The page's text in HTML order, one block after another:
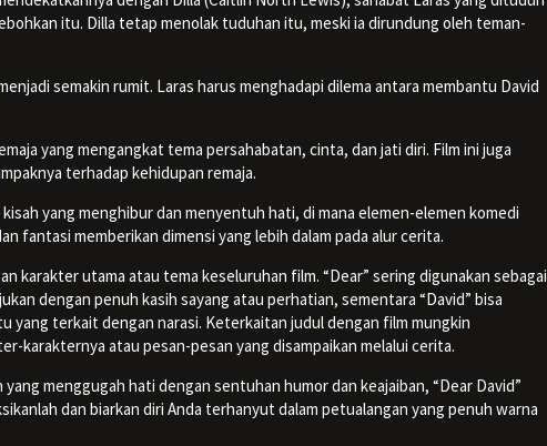
itu. Dilla tetap menolak tuduhan itu, meski ia dirundung oleh teman-
semakin rumit. Laras harus menghadapi dilema antara membantu David
yang mengangkat tema persahabatan, cinta, dan jati diri. Film ini juga
terhadap kehidupan remaja.
yang menghibur dan menyentuh hati, di mana elemen-elemen komedi
fantasi memberikan dimensi yang lebih dalam pada alur cerita.
karakter utama atau tema keseluruhan film. “Dear” sering digunakan sebagai
dengan penuh kasih sayang atau perhatian, sementara “David” bisa
yang terkait dengan narasi. Keterkaitan judul dengan film mungkin
karakternya atau pesan-pesan yang disampaikan melalui cerita.
menggugah hati dengan sentuhan humor dan keajaiban, “Dear David”
dan biarkan diri Anda terhanyut dalam petualangan yang penuh warna